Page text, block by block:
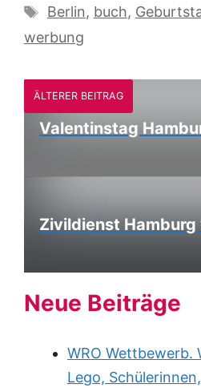
Schlagwörter
Berlin, buch,
werbung
ÄLTERER BEITRAG
Valentinstag
Zivildienst Hamburg
Neue Beiträge
WRO Wettbewerb.
Lego,